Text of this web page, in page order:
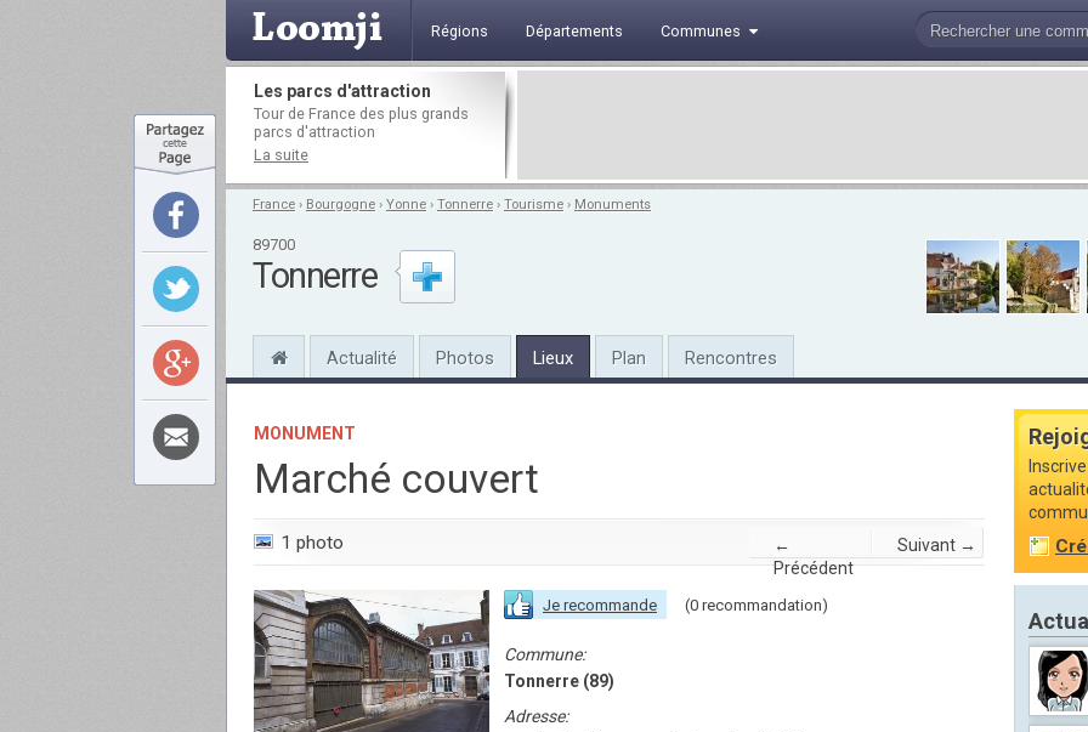
Régions Départements Communes
Les parcs d'attraction
Tour de France des plus grands
parcs d'attraction
La suite
France › Bourgogne › Yonne › Tonnerre › Tourisme › Monuments
89700
Tonnerre
Actualité Photos Lieux Plan Rencontres
MONUMENT
Marché couvert
1 photo
←
Précédent
Suivant →
Je recommande (0 recommandation)
Commune:
Tonnerre (89)
Adresse: